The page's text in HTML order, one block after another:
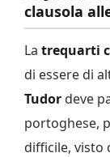
clausola
La trequarti
di essere di
Tudor deve
portoghese,
difficile, visto